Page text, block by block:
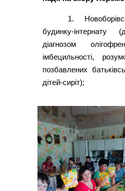
1.
будинку-
діагнозом
імбецильності,
позбавлених
дітей-сиріт);